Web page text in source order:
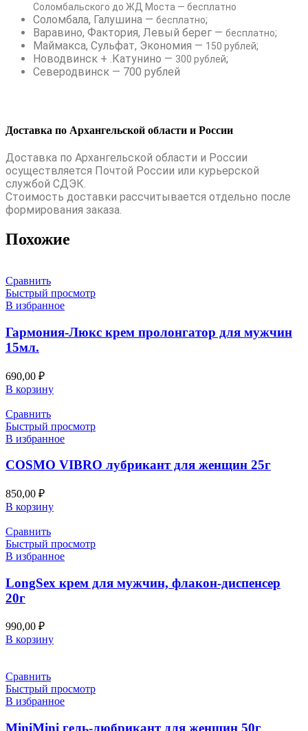
Соломбальского до ЖД Моста — бесплатно
Соломбала, Галушина — бесплатно;
Варавино, Фактория, Левый берег — бесплатно;
Маймакса, Сульфат, Экономия — 150 рублей;
Новодвинск + .Катунино — 300 рублей;
Северодвинск — 700 рублей
Доставка по Архангельской области и России
Доставка по Архангельской области и России
осуществляется Почтой России или курьерской
службой СДЭК.
Стоимость доставки рассчитывается отдельно после
формирования заказа.
Похожие
Сравнить
Быстрый просмотр
В избранное
Гармония-Люкс крем пролонгатор для мужчин
15мл.
690,00 ₽
В корзину
Сравнить
Быстрый просмотр
В избранное
COSMO VIBRO лубрикант для женщин 25г
850,00 ₽
В корзину
Сравнить
Быстрый просмотр
В избранное
LongSex крем для мужчин, флакон-диспенсер
20г
990,00 ₽
В корзину
Сравнить
Быстрый просмотр
В избранное
MiniMini гель-любрикант для женщин 50г